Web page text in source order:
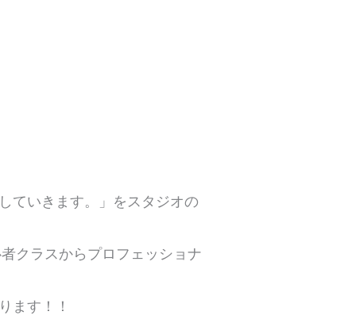
ていきます。」をスタジオの
クラスからプロフェッショナ
ます！！